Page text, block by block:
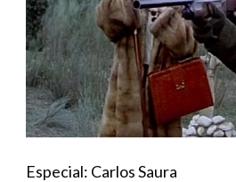
Especial: Carlos Saura